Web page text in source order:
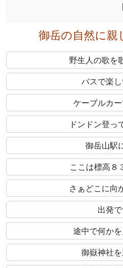
御岳の自然に親
野生人の歌を
バスで楽
ケーブルカ
ドンドン登っ
御岳山駅
ここは標高８
さぁどこに向
出発
途中で何か